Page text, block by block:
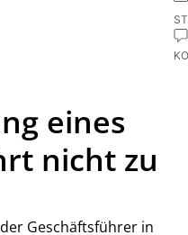
eines
nicht zu
Geschäftsführer in